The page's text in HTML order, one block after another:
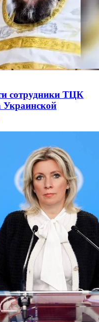
сотрудники ТЦК
Украинской